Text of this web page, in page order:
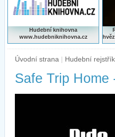
Hudební knihovna
www.hudebniknihovna.cz
Úvodní strana | Hudební rejstřík
Safe Trip Home